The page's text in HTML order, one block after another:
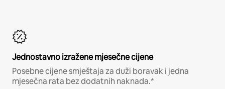
Jednostavno izražene mjesečne cijene
Posebne cijene smještaja za duži boravak i jedna
mjesečna rata bez dodatnih naknada.*